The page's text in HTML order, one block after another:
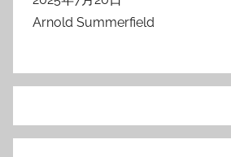
Arnold Summerfield